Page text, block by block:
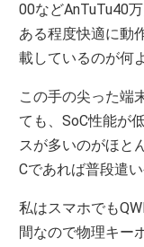
00などAnTuTu40
ある程度快適に動
載しているのが何
この手の尖った端
ても、SoC性能が
スが多いのがほと
Cであれば普段遣
私はスマホでも
間なので物理キー